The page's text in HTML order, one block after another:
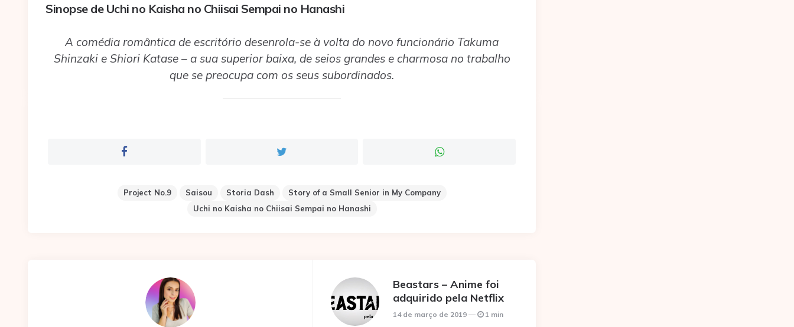
Sinopse de Uchi no Kaisha no Chiisai Sempai no Hanashi
A comédia romântica de escritório desenrola-se à volta do novo funcionário Takuma
Shinzaki e Shiori Katase – a sua superior baixa, de seios grandes e charmosa no trabalho
que se preocupa com os seus subordinados.
Project No.9 Saisou Storia Dash
Story of a Small Senior in My Company
Uchi no Kaisha no Chiisai Sempai no Hanashi
Beastars – Anime foi
adquirido pela Netflix
14 de março de 2019 1 min